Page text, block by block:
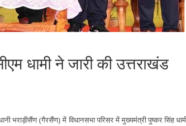
धामी ने जारी की उत्तराखंड
भराड़ीसैंण (गैरसैंण) में विधानसभा परिसर में मुख्यमंत्री पुष्कर सिंह